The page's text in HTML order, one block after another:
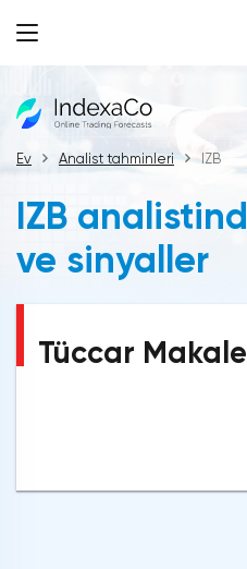
Ev Analist tahminleri IZB
IZB
ve sinyaller
Tüccar